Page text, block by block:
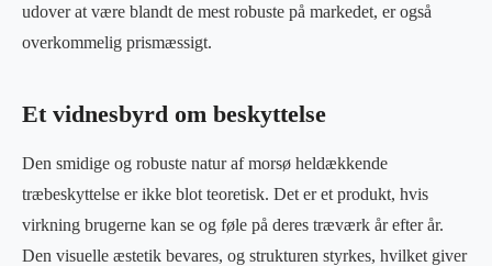
udover at være blandt de mest robuste på markedet, er også
overkommelig prismæssigt.
Et vidnesbyrd om beskyttelse
Den smidige og robuste natur af morsø heldækkende
træbeskyttelse er ikke blot teoretisk. Det er et produkt, hvis
virkning brugerne kan se og føle på deres træværk år efter år.
Den visuelle æstetik bevares, og strukturen styrkes, hvilket giver